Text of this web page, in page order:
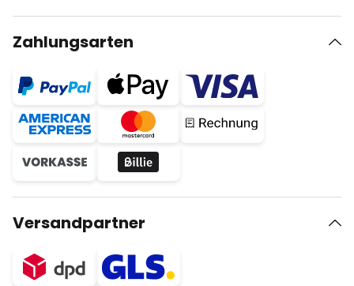
Zahlungsarten
Versandpartner